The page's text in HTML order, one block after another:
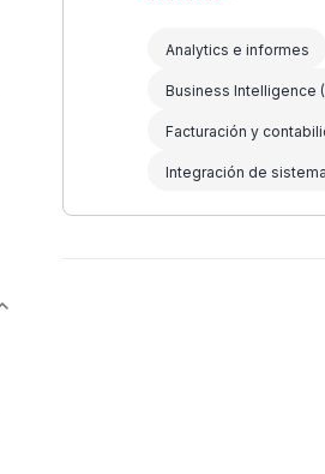
Analytics e informes
Business Intelligence
Facturación y
Integración de